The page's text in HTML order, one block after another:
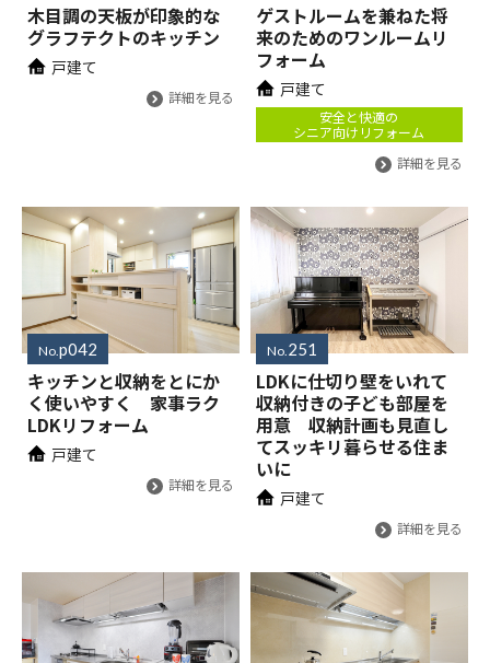
木目調の天板が印象的な
グラフテクトのキッチン
戸建て
詳細を見る
ゲストルームを兼ねた将
来のためのワンルームリ
フォーム
戸建て
安全と快適の
シニア向けリフォーム
詳細を見る
No. p042
キッチンと収納をとにか
く使いやすく 家事ラク
LDKリフォーム
戸建て
詳細を見る
No. 251
LDKに仕切り壁をいれて
収納付きの子ども部屋を
用意 収納計画も見直し
てスッキリ暮らせる住ま
いに
戸建て
詳細を見る